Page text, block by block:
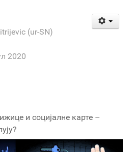
(ur-SN)
2020
и социјалне карте –